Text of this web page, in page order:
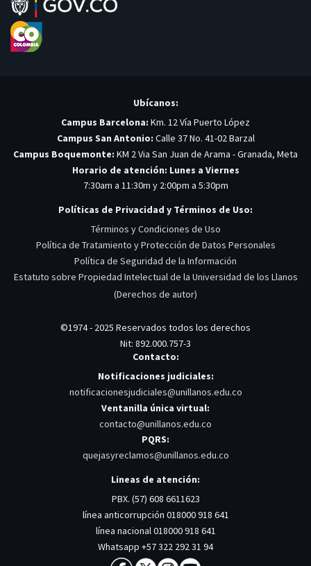
Ubícanos:
Campus Barcelona: Km. 12 Vía Puerto López
Campus San Antonio: Calle 37 No. 41-02 Barzal
Campus Boquemonte: KM 2 Via San Juan de Arama - Granada, Meta
Horario de atención: Lunes a Viernes
7:30am a 11:30m y 2:00pm a 5:30pm
Políticas de Privacidad y Términos de Uso:
Términos y Condiciones de Uso
Política de Tratamiento y Protección de Datos Personales
Política de Seguridad de la Información
Estatuto sobre Propiedad Intelectual de la Universidad de los Llanos
(Derechos de autor)
©1974 - 2025 Reservados todos los derechos
Nit: 892.000.757-3
Contacto:
Notificaciones judiciales:
notificacionesjudiciales@unillanos.edu.co
Ventanilla única virtual:
contacto@unillanos.edu.co
PQRS:
quejasyreclamos@unillanos.edu.co
Lineas de atención:
PBX. (57) 608 6611623
línea anticorrupción 018000 918 641
línea nacional 018000 918 641
Whatsapp +57 322 292 31 94